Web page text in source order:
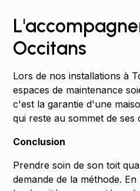
Occitans
Lors de nos installations à
espaces de maintenance
c'est la garantie d'une
qui reste au sommet de ses
Conclusion
Prendre soin de son toit
demande de la méthode.